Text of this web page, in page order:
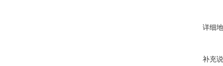
详细
补充